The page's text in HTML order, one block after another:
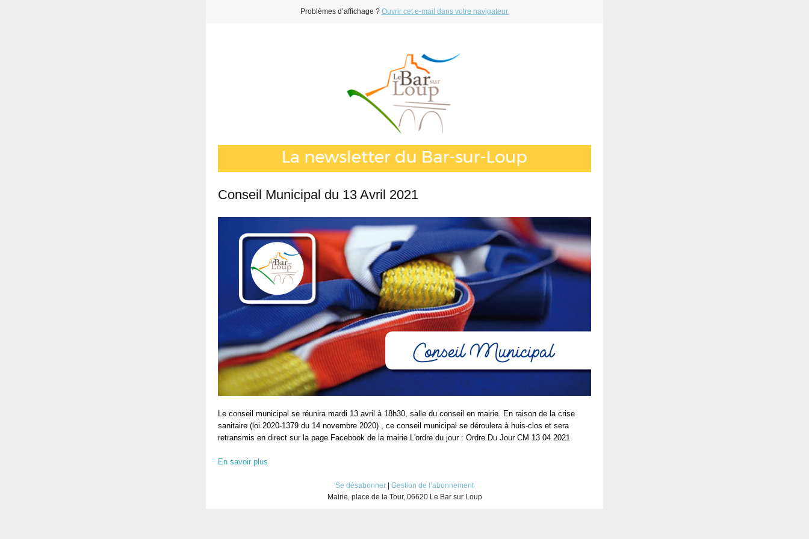
Problèmes d’affichage ? Ouvrir cet e-mail dans votre navigateur.
Conseil Municipal du 13 Avril 2021
Le conseil municipal se réunira mardi 13 avril à 18h30, salle du conseil en mairie. En raison de la crise
sanitaire (loi 2020-1379 du 14 novembre 2020) , ce conseil municipal se déroulera à huis-clos et sera
retransmis en direct sur la page Facebook de la mairie L'ordre du jour : Ordre Du Jour CM 13 04 2021
En savoir plus
Se désabonner
Gestion de l’abonnement
Mairie, place de la Tour, 06620 Le Bar sur Loup